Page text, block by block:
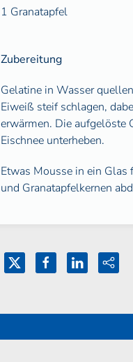
1 Granatapfel
Zubereitung
Gelatine in Wasser
Eiweiß steif schlagen,
erwärmen. Die aufgelöste
Eischnee unterheben.
Etwas Mousse in ein
und Granatapfelkernen